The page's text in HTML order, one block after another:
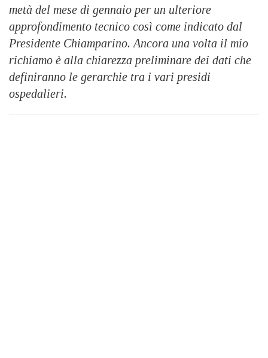
metà del mese di gennaio per un ulteriore
approfondimento tecnico così come indicato dal
Presidente Chiamparino. Ancora una volta il mio
richiamo è alla chiarezza preliminare dei dati che
definiranno le gerarchie tra i vari presidi
ospedalieri.